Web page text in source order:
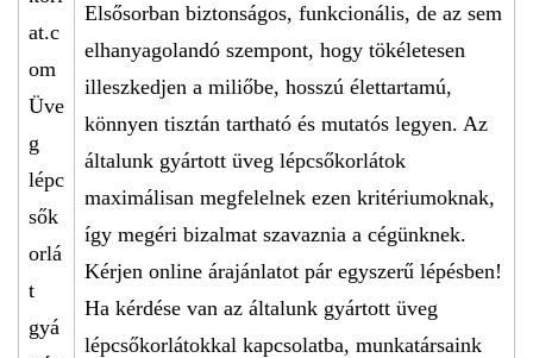
Elsősorban biztonságos, funkcionális, de az sem
elhanyagolandó szempont, hogy tökéletesen
illeszkedjen a miliőbe, hosszú élettartamú,
könnyen tisztán tartható és mutatós legyen. Az
általunk gyártott üveg lépcsőkorlátok
maximálisan megfelelnek ezen kritériumoknak,
így megéri bizalmat szavaznia a cégünknek.
Kérjen online árajánlatot pár egyszerű lépésben!
Ha kérdése van az általunk gyártott üveg
lépcsőkorlátokkal kapcsolatba, munkatársaink